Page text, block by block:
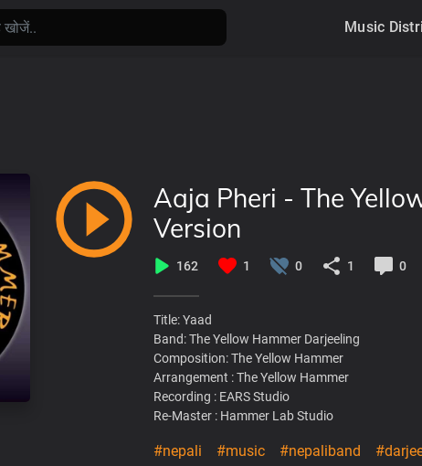
Music
Aaja Pheri - The
Version
162 1 0 1 0
Title: Yaad
Band: The Yellow Hammer Darjeeling
Composition: The Yellow Hammer
Arrangement : The Yellow Hammer
Recording : EARS Studio
Re-Master : Hammer Lab Studio
#nepali #music #nepaliband